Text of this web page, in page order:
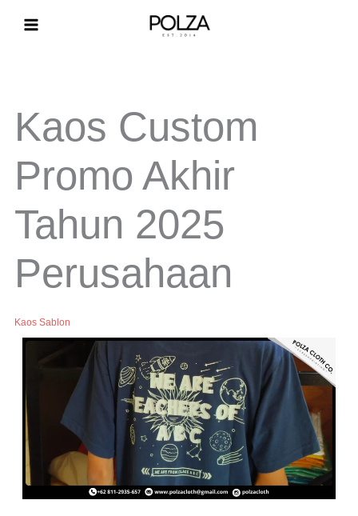
Kaos Custom
Promo Akhir
Tahun 2025
Perusahaan
Kaos Sablon